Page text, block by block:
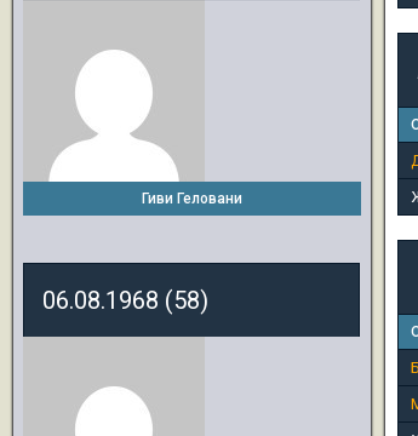
Гиви Геловани
06.08.1968 (58)